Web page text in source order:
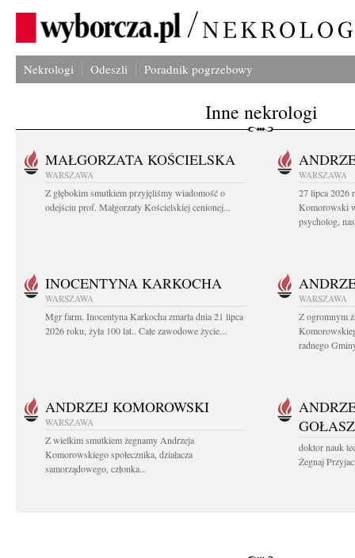
Nekrologi Odeszli Poradnik pogrzebowy
Inne nekrologi
MAŁGORZATA KOŚCIELSKA
WARSZAWA
Z głębokim smutkiem przyjęliśmy wiadomość o
odejściu prof. Małgorzaty Kościelskiej cenionej...
WARSZAWA
27 lipca 2026
Komorowski
psycholog,
INOCENTYNA KARKOCHA
WARSZAWA
Mgr farm. Inocentyna Karkocha zmarła dnia 21 lipca
2026 roku, żyła 100 lat.. Całe zawodowe życie...
WARSZAWA
Z ogromnym
radnego
ANDRZEJ KOMOROWSKI
WARSZAWA
Z wielkim smutkiem żegnamy Andrzeja
Komorowskiego społecznika, działacza
samorządowego, członka...
doktor nauk
Żegnaj